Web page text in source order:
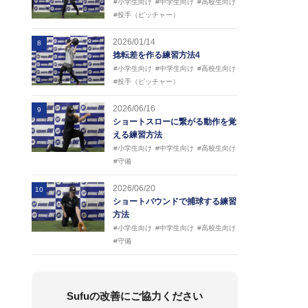
#小学生向け #中学生向け #高校生向け
#投手（ピッチャー）
8
2026/01/14
捻転差を作る練習方法4
#小学生向け #中学生向け #高校生向け
#投手（ピッチャー）
9
2026/06/16
ショートスローに繋がる動作を覚
える練習方法
#小学生向け #中学生向け #高校生向け
#守備
10
2026/06/20
ショートバウンドで捕球する練習
方法
#小学生向け #中学生向け #高校生向け
#守備
Sufuの改善にご協力ください